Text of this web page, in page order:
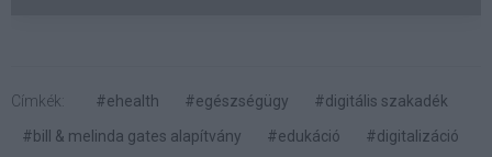
Címkék: #ehealth #egészségügy
#digitális szakadék
#bill & melinda gates alapítvány
#edukáció
#digitalizáció